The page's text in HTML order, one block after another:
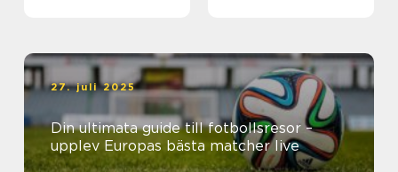
27. juli 2025
Din ultimata guide till fotbollsresor –
upplev Europas bästa matcher live